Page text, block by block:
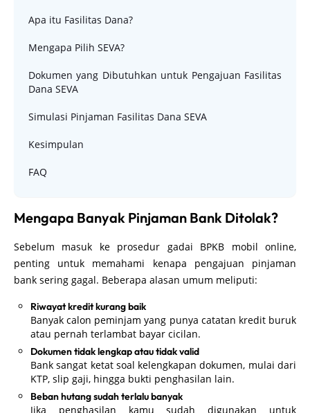
Apa itu Fasilitas Dana?
Mengapa Pilih SEVA?
Dokumen yang Dibutuhkan untuk Pengajuan Fasilitas
Dana SEVA
Simulasi Pinjaman Fasilitas Dana SEVA
Kesimpulan
FAQ
Mengapa Banyak Pinjaman Bank Ditolak?
Sebelum masuk ke prosedur gadai BPKB mobil online,
penting untuk memahami kenapa pengajuan pinjaman
bank sering gagal. Beberapa alasan umum meliputi:
Riwayat kredit kurang baik
Banyak calon peminjam yang punya catatan kredit buruk
atau pernah terlambat bayar cicilan.
Dokumen tidak lengkap atau tidak valid
Bank sangat ketat soal kelengkapan dokumen, mulai dari
KTP, slip gaji, hingga bukti penghasilan lain.
Beban hutang sudah terlalu banyak
Jika penghasilan kamu sudah digunakan untuk